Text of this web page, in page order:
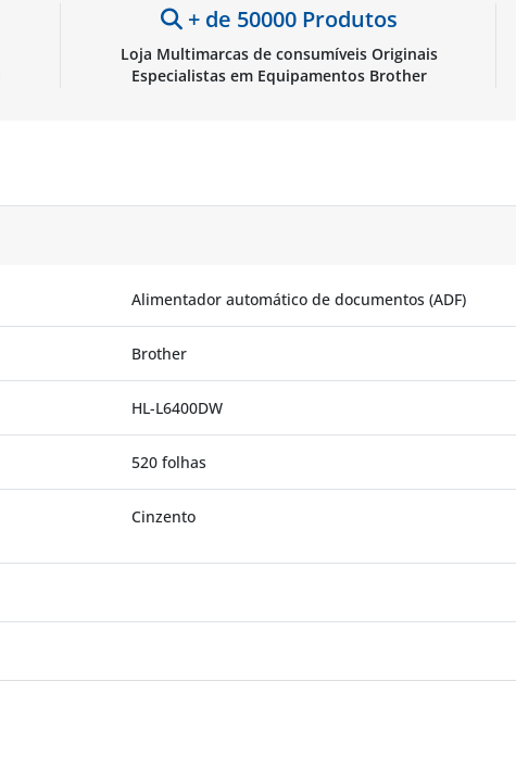
+ de 50000 Produtos
Loja Multimarcas de consumíveis Originais
Especialistas em Equipamentos Brother
Alimentador automático de documentos (ADF)
Brother
HL-L6400DW
520 folhas
Cinzento